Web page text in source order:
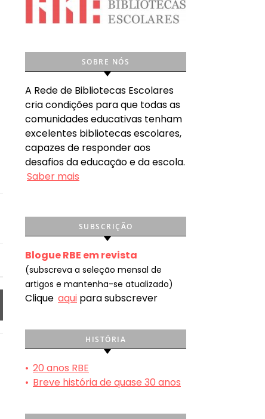
SOBRE NÓS
A Rede de Bibliotecas Escolares
cria condições para que todas as
comunidades educativas tenham
excelentes bibliotecas escolares,
capazes de responder aos
desafios da educação e da escola.
Saber mais
SUBSCRIÇÃO
Blogue RBE em revista
(subscreva a seleção mensal de
artigos e mantenha-se atualizado)
Clique aqui para subscrever
HISTÓRIA
• 20 anos RBE
• Breve história de quase 30 anos